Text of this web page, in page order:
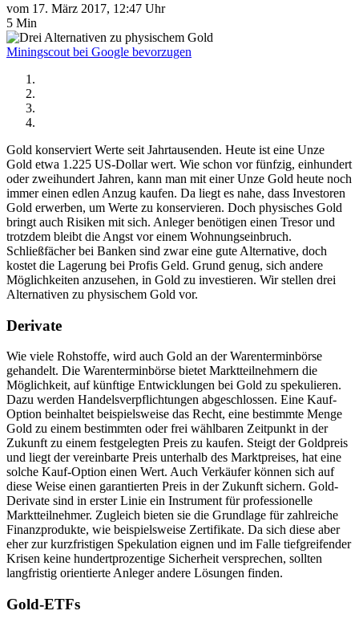
vom 17. März 2017, 12:47 Uhr
5 Min
Miningscout bei Google bevorzugen
Gold konserviert Werte seit Jahrtausenden. Heute ist eine Unze
Gold etwa 1.225 US-Dollar wert. Wie schon vor fünfzig, einhundert
oder zweihundert Jahren, kann man mit einer Unze Gold heute noch
immer einen edlen Anzug kaufen. Da liegt es nahe, dass Investoren
Gold erwerben, um Werte zu konservieren. Doch physisches Gold
bringt auch Risiken mit sich. Anleger benötigen einen Tresor und
trotzdem bleibt die Angst vor einem Wohnungseinbruch.
Schließfächer bei Banken sind zwar eine gute Alternative, doch
kostet die Lagerung bei Profis Geld. Grund genug, sich andere
Möglichkeiten anzusehen, in Gold zu investieren. Wir stellen drei
Alternativen zu physischem Gold vor.
Derivate
Wie viele Rohstoffe, wird auch Gold an der Warenterminbörse
gehandelt. Die Warenterminbörse bietet Marktteilnehmern die
Möglichkeit, auf künftige Entwicklungen bei Gold zu spekulieren.
Dazu werden Handelsverpflichtungen abgeschlossen. Eine Kauf-
Option beinhaltet beispielsweise das Recht, eine bestimmte Menge
Gold zu einem bestimmten oder frei wählbaren Zeitpunkt in der
Zukunft zu einem festgelegten Preis zu kaufen. Steigt der Goldpreis
und liegt der vereinbarte Preis unterhalb des Marktpreises, hat eine
solche Kauf-Option einen Wert. Auch Verkäufer können sich auf
diese Weise einen garantierten Preis in der Zukunft sichern. Gold-
Derivate sind in erster Linie ein Instrument für professionelle
Marktteilnehmer. Zugleich bieten sie die Grundlage für zahlreiche
Finanzprodukte, wie beispielsweise Zertifikate. Da sich diese aber
eher zur kurzfristigen Spekulation eignen und im Falle tiefgreifender
Krisen keine hundertprozentige Sicherheit versprechen, sollten
langfristig orientierte Anleger andere Lösungen finden.
Gold-ETFs